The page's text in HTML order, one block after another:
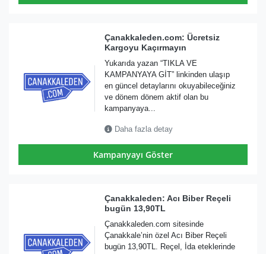
Çanakkaleden.com: Ücretsiz
Kargoyu Kaçırmayın
Yukarıda yazan “TIKLA VE
KAMPANYAYA GİT” linkinden ulaşıp
en güncel detaylarını okuyabileceğiniz
ve dönem dönem aktif olan bu
kampanyaya...
Daha fazla detay
Kampanyayı Göster
Çanakkaleden: Acı Biber Reçeli
bugün 13,90TL
Çanakkaleden.com sitesinde
Çanakkale’nin özel Acı Biber Reçeli
bugün 13,90TL. Reçel, İda eteklerinde